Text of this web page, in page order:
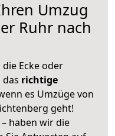
Umzug
Ruhr nach
Ecke oder
richtige
es Umzüge von
geht!
haben wir die